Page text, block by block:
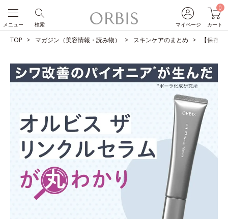
マイページ
0
カート
検索
メニュー
TOP マガジン（美容情報・読み物） スキンケアのまとめ 【保存